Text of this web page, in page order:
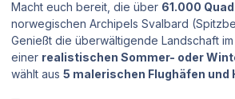
Macht euch bereit, die über 61.000
norwegischen Archipels Svalbard
Genießt die überwältigende Landschaft
einer realistischen Sommer- oder
wählt aus 5 malerischen Flughäfen und